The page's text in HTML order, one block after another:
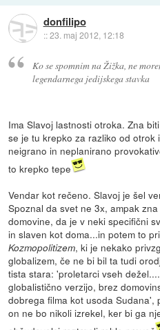
donfilipo
::23. maj 2012, 12:18
Ko se spomnim na Žižka, ne
legendarnega jedijskega stavka
Ima Slavoj lastnosti otroka. Zna
se je tu krepko za razliko od otrok
neigrano in neplanirano
to krepko tepe
Vendar kot rečeno. Slavoj je šel
Spoznal da svet ne 3x, ampak
domovine, da je v neki specifični
in slaven kot doma...in potem to
Kozmopolitizem, ki je nekako
globalizem, če ne bi bil ta tudi
tista stara: 'proletarci vseh
globalistično verzijo, brez
dobrega filma kot usoda Sudana',
on ne bo nikoli izrekel, ker bi ga